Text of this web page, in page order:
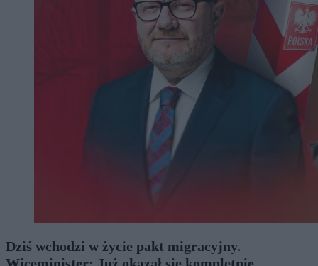
Dziś wchodzi w życie pakt migracyjny.